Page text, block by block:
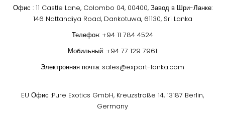
Офис : 11 Castle Lane, Colombo 04, 00400, Завод в Шри-Ланке:
146 Nattandiya Road, Dankotuwa, 61130, Sri Lanka
Телефон: +94 11 784 4524
Мобильный: +94 77 129 7961
Электронная почта: sales@export-lanka.com
EU Офис :Pure Exotics GmbH, Kreuzstraße 14, 13187 Berlin,
Germany